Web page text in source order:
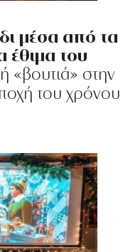
μέσα από τα
έθιμα του
«βουτιά» στην
του χρόνου